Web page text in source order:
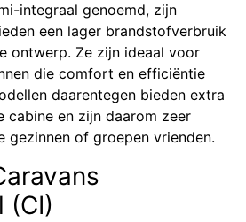
integraal genoemd, zijn
een lager brandstofverbruik
ontwerp. Ze zijn ideaal voor
die comfort en efficiëntie
daarentegen bieden extra
cabine en zijn daarom zeer
gezinnen of groepen vrienden.
(CI)